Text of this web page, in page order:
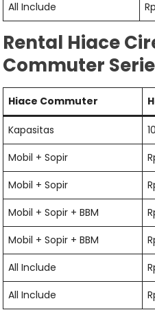
All Include
Rental Hiace
Commuter
Hiace Commuter
Kapasitas
Mobil + Sopir
Mobil + Sopir
Mobil + Sopir + BBM
Mobil + Sopir + BBM
All Include
All Include